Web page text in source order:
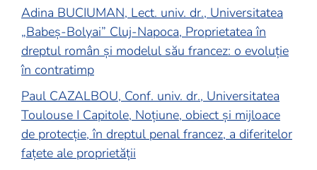
Adina BUCIUMAN, Lect. univ. dr., Universitatea
„Babeș-Bolyai” Cluj-Napoca, Proprietatea în
dreptul român și modelul său francez: o evoluție
în contratimp
Paul CAZALBOU, Conf. univ. dr., Universitatea
Toulouse I Capitole, Noțiune, obiect și mijloace
de protecție, în dreptul penal francez, a diferitelor
fațete ale proprietății